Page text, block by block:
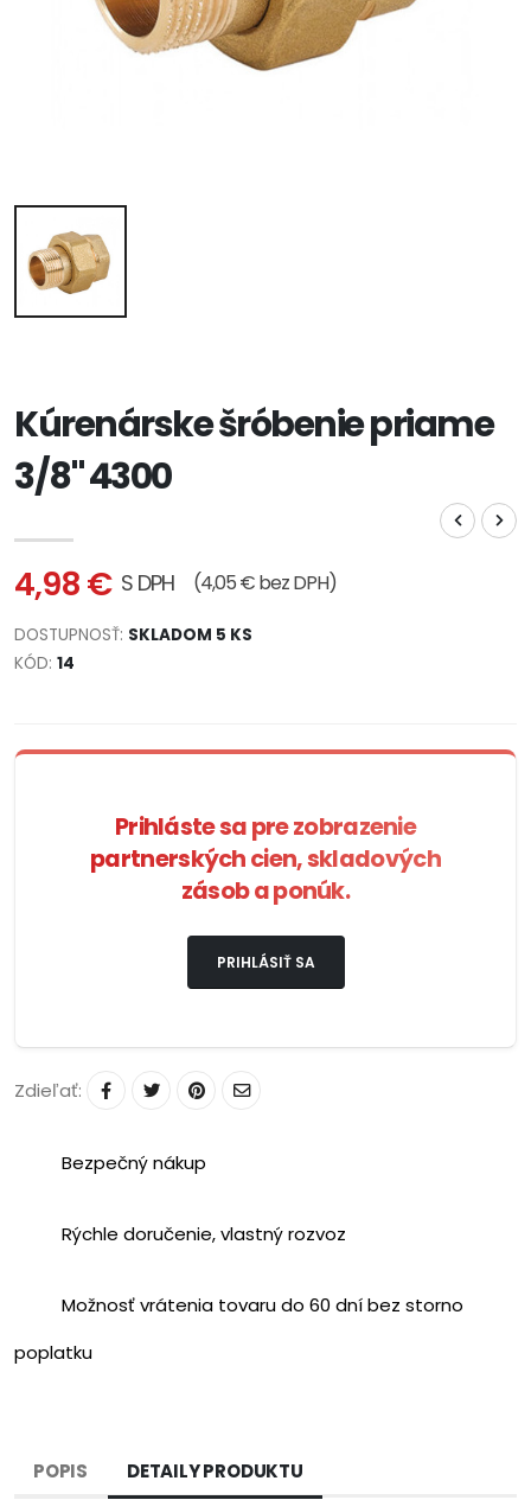
Kúrenárske šróbenie priame
3/8" 4300
4,98 € S DPH (4,05 € bez DPH)
DOSTUPNOSŤ: SKLADOM 5 KS
KÓD: 14
Prihláste sa pre zobrazenie
partnerských cien, skladových
zásob a ponúk.
PRIHLÁSIŤ SA
Zdieľať:
Bezpečný nákup
Rýchle doručenie, vlastný rozvoz
Možnosť vrátenia tovaru do 60 dní bez storno
poplatku
POPIS DETAILY PRODUKTU